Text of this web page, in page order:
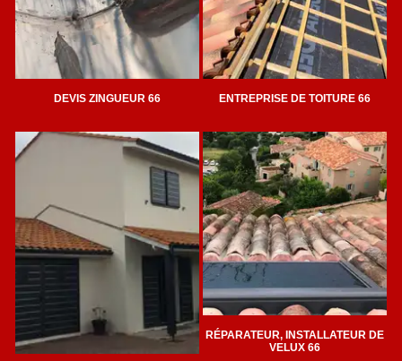
DEVIS ZINGUEUR 66 ENTREPRISE DE TOITURE 66
RÉPARATEUR, INSTALLATEUR DE
VELUX 66